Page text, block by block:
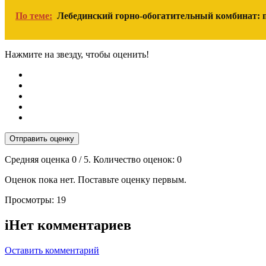
По теме: Лебединский горно-обогатительный комбинат:
Нажмите на звезду, чтобы оценить!
Отправить оценку
Средняя оценка 0 / 5. Количество оценок: 0
Оценок пока нет. Поставьте оценку первым.
Просмотры: 19
iНет комментариев
Оставить комментарий